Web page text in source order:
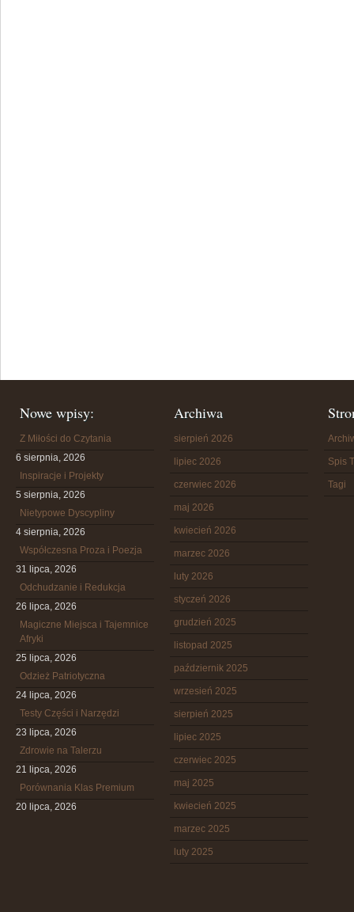
Nowe wpisy:
Z Miłości do Czytania
6 sierpnia, 2026
Inspiracje i Projekty
5 sierpnia, 2026
Nietypowe Dyscypliny
4 sierpnia, 2026
Współczesna Proza i Poezja
31 lipca, 2026
Odchudzanie i Redukcja
26 lipca, 2026
Magiczne Miejsca i Tajemnice
Afryki
25 lipca, 2026
Odzież Patriotyczna
24 lipca, 2026
Testy Części i Narzędzi
23 lipca, 2026
Zdrowie na Talerzu
21 lipca, 2026
Porównania Klas Premium
20 lipca, 2026
Archiwa
sierpień 2026
lipiec 2026
czerwiec 2026
maj 2026
kwiecień 2026
marzec 2026
luty 2026
styczeń 2026
grudzień 2025
listopad 2025
październik 2025
wrzesień 2025
sierpień 2025
lipiec 2025
czerwiec 2025
maj 2025
kwiecień 2025
marzec 2025
luty 2025
Spis
Tagi